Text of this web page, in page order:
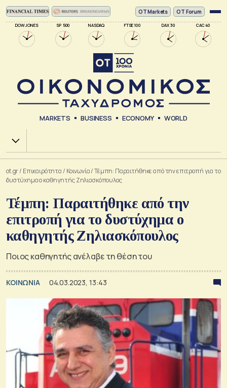
DOW JONES SP 500 NASDAQ FTSE 100 DAX 30 CAC 40
ΟΤ Markets OT Forum
MARKETS BUSINESS ECONOMY WORLD
Χ.Α.
ot.gr/ Επικαιρότητα / Κοινωνία/Τέμπη: Παραιτήθηκε από την επιτροπή για το
δυστύχημα ο καθηγητής Ζηλιασκόπουλος
Τέμπη: Παραιτήθηκε από την
επιτροπή για το δυστύχημα ο
καθηγητής Ζηλιασκόπουλος
Ποιος καθηγητής ανέλαβε τη θέση του
ΚΟΙΝΩΝΙΑ 04.03.2023, 13:43